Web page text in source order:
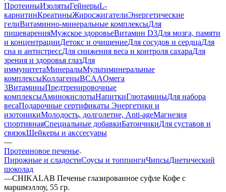
ПротеиныИзолятыГейнерыL-
карнитинКреатиныЖиросжигателиЭнергетические
гелиВитаминно-минеральные комплексыДля
пищеваренияМужское здоровьеВитамин D3Для мозга, памяти
и концентрацииДетокс и очищениеДля сосудов и сердцаДля
сна и антистрессДля снижения веса и контроля сахараДля
зрения и здоровья глазДля
иммунитетаМинералыМультиминеральные
комплексыКоллагеныBCAAОмега
3ВитаминыПредтренировочные
комплексыАминокислотыНапиткиГлютаминыДля набора
весаПодарочные сертификаты Энергетики и
изотоникиМолодость, долголетие, Anti-ageМагнезия
спортивнаяСпециальные добавкиБатончикиДля суставов и
связокШейкеры и акссесуары
—
Протеиновое печенье
Пирожные и сладостиСоусы и топпингиЧипсыДиетический
шоколад
—CHIKALAB Печенье глазированное суфле Кофе с
маршмэллоу, 55 гр.